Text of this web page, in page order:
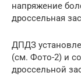
напряжение
дроссельная
ДПДЗ
(см. Фото-2) и
дроссельной